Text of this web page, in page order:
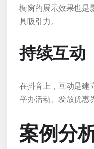
橱窗的展示效果也是
具吸引力。
持续互动
在抖音上，互动是建
举办活动、发放优惠
案例分